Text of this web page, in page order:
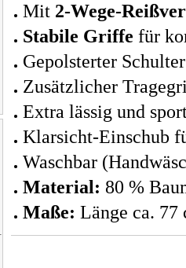
Mit 2-Wege-
Stabile Griffe für
Gepolsterter
Zusätzlicher
Extra lässig und
Klarsicht-Einschub
Waschbar
Material: 80 %
Maße: Länge ca. 77